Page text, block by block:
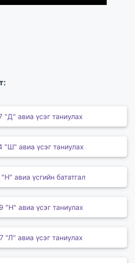
"Д" авиа үсэг таниулах
"Ш" авиа үсэг таниулах
авиа үсгийн бататгал
"Н" авиа үсэг таниулах
"Л" авиа үсэг таниулах